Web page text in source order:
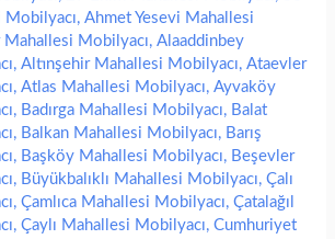
,Ahmet Yesevi Mahallesi
Mahallesi Mobilyacı,Alaaddinbey
,Altınşehir Mahallesi Mobilyacı,Ataevler
,Atlas Mahallesi Mobilyacı,Ayvaköy
, Badırga Mahallesi Mobilyacı, Balat
, Balkan Mahallesi Mobilyacı, Barış
, Başköy Mahallesi Mobilyacı, Beşevler
, Büyükbalıklı Mahallesi Mobilyacı,Çalı
,Çamlıca Mahallesi Mobilyacı,Çatalağıl
,Çaylı Mahallesi Mobilyacı,Cumhuriyet